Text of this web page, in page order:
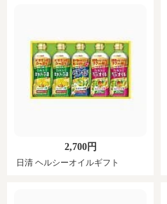
2,700円
日清 ヘルシーオイルギフト